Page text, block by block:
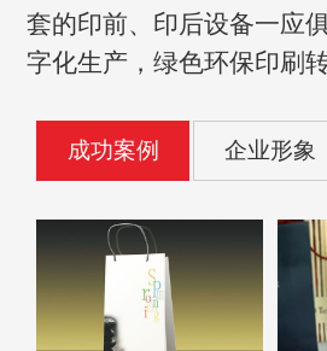
套的印前、印后设备一应
字化生产，绿色环保印刷
成功案例 企业形象